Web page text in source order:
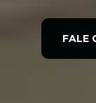
FALE